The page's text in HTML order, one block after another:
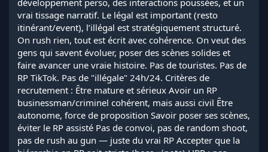
i
o
n
vrai tissage narratif. Le légal est important (resto
itinérant/event), l’illégal est stratégiquement structuré.
On rush rien, tout est écrit avec cohérence. On veut des
gens qui savent évoluer, poser des scènes solides et
faire avancer une vraie histoire. Pas de touristes. Pas de
RP TikTok. Pas de "illégale" 24h/24. Critères de
recrutement : Être mature et sérieux Avoir un RP
businessman/criminel cohérent, mais aussi civil Être
autonome, force de proposition Savoir poser ses scènes,
éviter le RP assisté Pas de convoi, pas de random shoot,
pas de rush au gun — juste du vrai RP Accepter que la